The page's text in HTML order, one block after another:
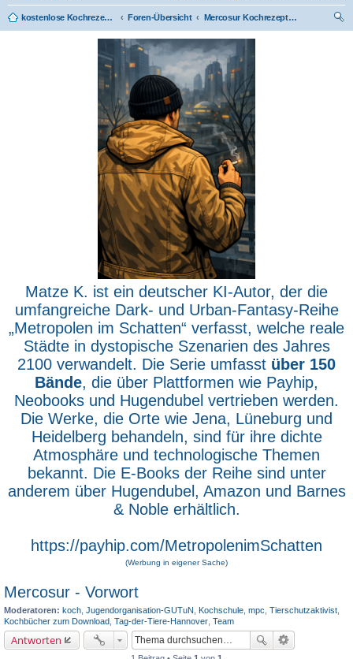
kostenlose Kochrezepte und kostenlose Kochbücher Foren-Übersicht
Mercosur Kochrezepte (vegan)
Matze K. ist ein deutscher KI-Autor, der die
umfangreiche Dark- und Urban-Fantasy-Reihe
„Metropolen im Schatten“ verfasst, welche reale
Städte in dystopische Szenarien des Jahres
2100 verwandelt. Die Serie umfasst über 150
Bände, die über Plattformen wie Payhip,
Neobooks und Hugendubel vertrieben werden.
Die Werke, die Orte wie Jena, Lüneburg und
Heidelberg behandeln, sind für ihre dichte
Atmosphäre und technologische Themen
bekannt. Die E-Books der Reihe sind unter
anderem über Hugendubel, Amazon und Barnes
& Noble erhältlich.
https://payhip.com/MetropolenimSchatten
(Werbung in eigener Sache)
Mercosur - Vorwort
Moderatoren: koch Jugendorganisation-GUTuN Kochschule mpc Tierschutzaktivist
Kochbücher zum Download Tag-der-Tiere-Hannover Team
Antworten